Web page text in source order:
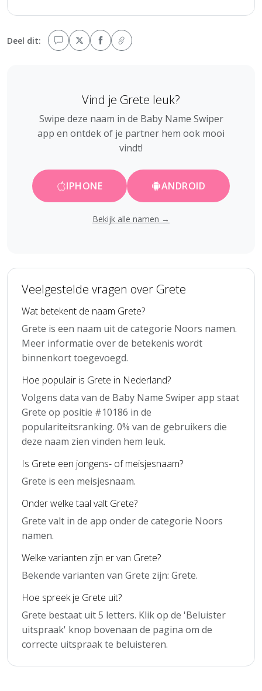
Deel dit:
Vind je Grete leuk?
Swipe deze naam in de Baby Name Swiper
app en ontdek of je partner hem ook mooi
vindt!
IPHONE ANDROID
Bekijk alle namen →
Veelgestelde vragen over Grete
Wat betekent de naam Grete?
Grete is een naam uit de categorie Noors namen.
Meer informatie over de betekenis wordt
binnenkort toegevoegd.
Hoe populair is Grete in Nederland?
Volgens data van de Baby Name Swiper app staat
Grete op positie #10186 in de
populariteitsranking. 0% van de gebruikers die
deze naam zien vinden hem leuk.
Is Grete een jongens- of meisjesnaam?
Grete is een meisjesnaam.
Onder welke taal valt Grete?
Grete valt in de app onder de categorie Noors
namen.
Welke varianten zijn er van Grete?
Bekende varianten van Grete zijn: Grete.
Hoe spreek je Grete uit?
Grete bestaat uit 5 letters. Klik op de 'Beluister
uitspraak' knop bovenaan de pagina om de
correcte uitspraak te beluisteren.